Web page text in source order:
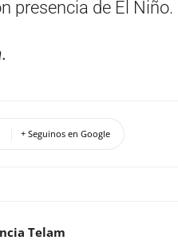
presencia de El Niño.
+ Seguinos en Google
Telam